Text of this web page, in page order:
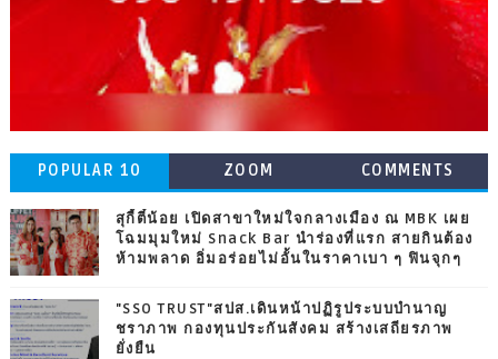
POPULAR 10 ZOOM COMMENTS
สุกี้ตี๋น้อย เปิดสาขาใหม่ใจกลางเมือง ณ MBK เผย
โฉมมุมใหม่ Snack Bar นำร่องที่แรก สายกินต้อง
ห้ามพลาด อิ่มอร่อยไม่อั้นในราคาเบา ๆ ฟินจุกๆ
"SSO TRUST"สปส.เดินหน้าปฏิรูประบบบำนาญ
ชราภาพ กองทุนประกันสังคม สร้างเสถียรภาพ
ยั่งยืน